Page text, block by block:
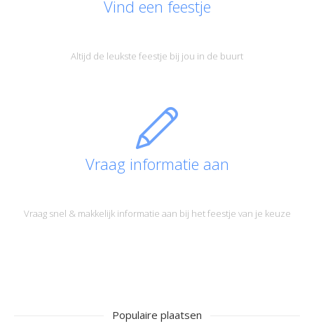
Vind een feestje
Altijd de leukste feestje bij jou in de buurt
Vraag informatie aan
Vraag snel & makkelijk informatie aan bij het feestje van je keuze
Populaire plaatsen